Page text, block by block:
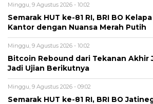
Minggu, 9 Agustus 2026 - 10:02
Semarak HUT ke-81 RI, BRI BO
Kantor dengan Nuansa Merah Putih
Minggu, 9 Agustus 2026 - 10:02
Bitcoin Rebound dari Tekanan Akhir
Jadi Ujian Berikutnya
Minggu, 9 Agustus 2026 - 09:02
Semarak HUT ke-81 RI, BRI BO